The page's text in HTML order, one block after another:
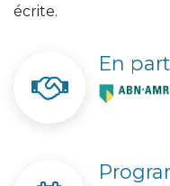
écrite.
En